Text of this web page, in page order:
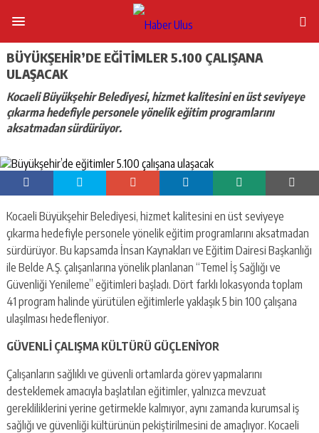
BÜYÜKŞEHIR’DE EĞITIMLER 5.100 ÇALIŞANA
ULAŞACAK
Kocaeli Büyükşehir Belediyesi, hizmet kalitesini en üst seviyeye
çıkarma hedefiyle personele yönelik eğitim programlarını
aksatmadan sürdürüyor.
Kocaeli Büyükşehir Belediyesi, hizmet kalitesini en üst seviyeye
çıkarma hedefiyle personele yönelik eğitim programlarını aksatmadan
sürdürüyor. Bu kapsamda İnsan Kaynakları ve Eğitim Dairesi Başkanlığı
ile Belde A.Ş. çalışanlarına yönelik planlanan “Temel İş Sağlığı ve
Güvenliği Yenileme” eğitimleri başladı. Dört farklı lokasyonda toplam
41 program halinde yürütülen eğitimlerle yaklaşık 5 bin 100 çalışana
ulaşılması hedefleniyor.
GÜVENLİ ÇALIŞMA KÜLTÜRÜ GÜÇLENİYOR
Çalışanların sağlıklı ve güvenli ortamlarda görev yapmalarını
desteklemek amacıyla başlatılan eğitimler, yalnızca mevzuat
gerekliliklerini yerine getirmekle kalmıyor, aynı zamanda kurumsal iş
sağlığı ve güvenliği kültürünün pekiştirilmesini de amaçlıyor. Kocaeli